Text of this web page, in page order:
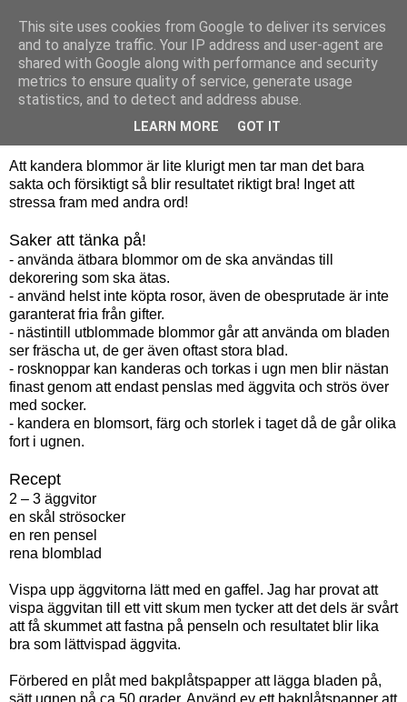
Bagerskan
söndag 31 juli 2011
Beskrivning – kandera blommor
Att kandera blommor är lite klurigt men tar man det bara
sakta och försiktigt så blir resultatet riktigt bra! Inget att
stressa fram med andra ord!
Saker att tänka på!
- använda ätbara blommor om de ska användas till
dekorering som ska ätas.
- använd helst inte köpta rosor, även de obesprutade är inte
garanterat fria från gifter.
- nästintill utblommade blommor går att använda om bladen
ser fräscha ut, de ger även oftast stora blad.
- rosknoppar kan kanderas och torkas i ugn men blir nästan
finast genom att endast penslas med äggvita och strös över
med socker.
- kandera en blomsort, färg och storlek i taget då de går olika
fort i ugnen.
Recept
2 – 3 äggvitor
en skål strösocker
en ren pensel
rena blomblad
Vispa upp äggvitorna lätt med en gaffel. Jag har provat att
vispa äggvitan till ett vitt skum men tycker att det dels är svårt
att få skummet att fastna på penseln och resultatet blir lika
bra som lättvispad äggvita.
Förbered en plåt med bakplåtspapper att lägga bladen på,
sätt ugnen på ca 50 grader. Använd ev ett bakplåtspapper att
This site uses cookies from Google to deliver its services
and to analyze traffic. Your IP address and user-agent are
shared with Google along with performance and security
metrics to ensure quality of service, generate usage
statistics, and to detect and address abuse.
LEARN MORE GOT IT